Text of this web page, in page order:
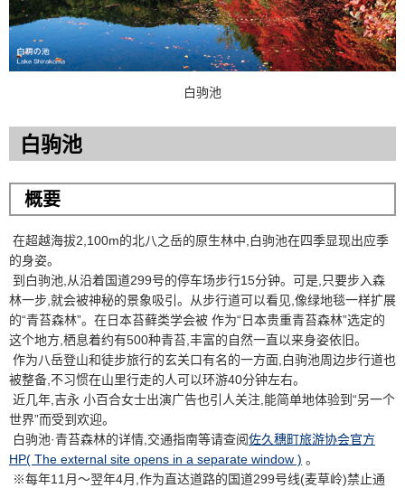
白驹池
白驹池
概要
在超越海拔2,100m的北八之岳的原生林中,白驹池在四季显现出应季
的身姿。
到白驹池,从沿着国道299号的停车场步行15分钟。可是,只要步入森
林一步,就会被神秘的景象吸引。从步行道可以看见,像绿地毯一样扩展
的“青苔森林”。在日本苔藓类学会被 作为“日本贵重青苔森林”选定的
这个地方,栖息着约有500种青苔,丰富的自然一直以来身姿依旧。
作为八岳登山和徒步旅行的玄关口有名的一方面,白驹池周边步行道也
被整备,不习惯在山里行走的人可以环游40分钟左右。
近几年,吉永 小百合女士出演广告也引人关注,能简单地体验到“另一个
世界”而受到欢迎。
白驹池·青苔森林的详情,交通指南等请查阅佐久穗町旅游协会官方
HP( The external site opens in a separate window ) 。
※每年11月～翌年4月,作为直达道路的国道299号线(麦草岭)禁止通